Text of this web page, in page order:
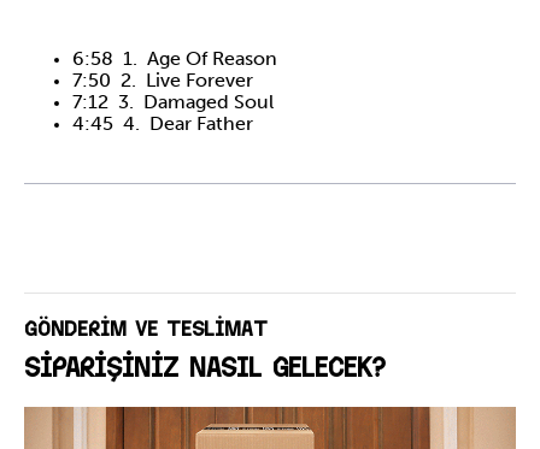
6:58 1. Age Of Reason
7:50 2. Live Forever
7:12 3. Damaged Soul
4:45 4. Dear Father
GÖNDERİM VE TESLİMAT
SİPARİŞİNİZ NASIL GELECEK?